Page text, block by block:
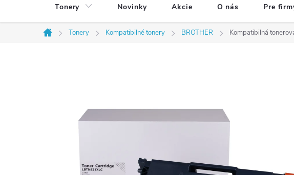
Tonery Novinky Akcie O nás Pre
Domov
Tonery Kompatibilné tonery BROTHER Kompatibilná